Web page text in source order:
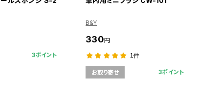
3ポイント
B&Y
330円
1件
お取り寄せ 3ポイント